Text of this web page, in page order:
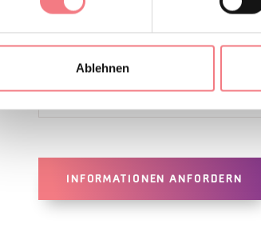
Ablehnen
INFOS UND KONTAKTE DES
Agordo Musica
So erreichen Sie uns
INFORMATIONEN ANFORDERN